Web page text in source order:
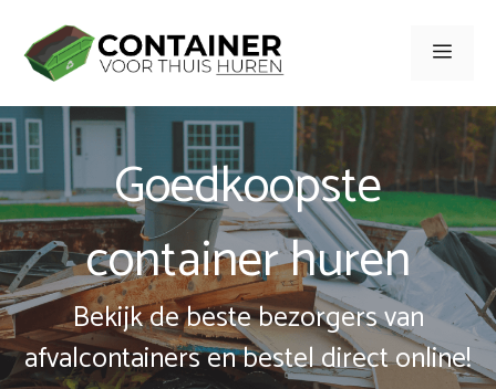
naar
inhoud
Menu
Goedkoopste
container huren
Bekijk de beste bezorgers van
afvalcontainers en bestel direct online!